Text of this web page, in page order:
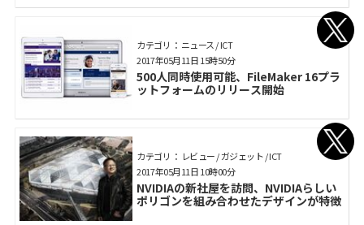
カテゴリ： ニュース / ICT
500人同時使用可能、FileMaker 16プラ
ットフォームのリリース開始
2017年05月11日 15時50分
カテゴリ： レビュー / ガジェット / ICT
NVIDIAの新社屋を訪問、NVIDIAらしい
ポリゴンを組み合わせたデザインが特徴
2017年05月11日 10時00分